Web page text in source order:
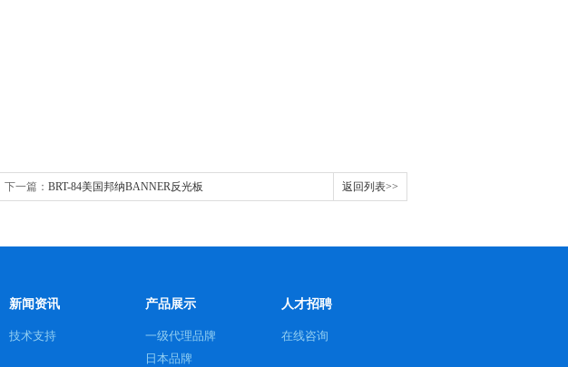
下一篇： BRT-84美国邦纳BANNER反光板 返回列表>>
新闻资讯
技术支持
产品展示
一级代理品牌
日本品牌
人才招聘
在线咨询